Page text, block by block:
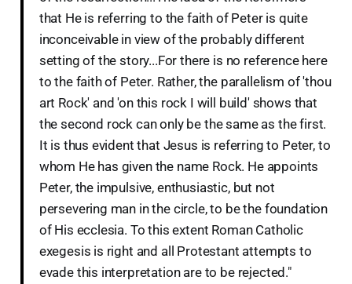
that He is referring to the faith of Peter is quite
inconceivable in view of the probably different
setting of the story...For there is no reference here
to the faith of Peter. Rather, the parallelism of 'thou
art Rock' and 'on this rock I will build' shows that
the second rock can only be the same as the first.
It is thus evident that Jesus is referring to Peter, to
whom He has given the name Rock. He appoints
Peter, the impulsive, enthusiastic, but not
persevering man in the circle, to be the foundation
of His ecclesia. To this extent Roman Catholic
exegesis is right and all Protestant attempts to
evade this interpretation are to be rejected."